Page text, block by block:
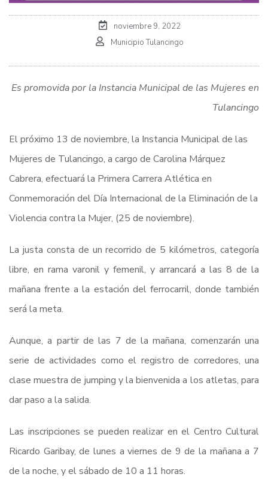
noviembre 9, 2022
Municipio Tulancingo
Es promovida por la Instancia Municipal de las Mujeres en
Tulancingo
El próximo 13 de noviembre, la Instancia Municipal de las
Mujeres de Tulancingo, a cargo de Carolina Márquez
Cabrera, efectuará la Primera Carrera Atlética en
Conmemoración del Día Internacional de la Eliminación de la
Violencia contra la Mujer, (25 de noviembre).
La justa consta de un recorrido de 5 kilómetros, categoría
libre, en rama varonil y femenil, y arrancará a las 8 de la
mañana frente a la estación del ferrocarril, donde también
será la meta.
Aunque, a partir de las 7 de la mañana, comenzarán una
serie de actividades como el registro de corredores, una
clase muestra de jumping y la bienvenida a los atletas, para
dar paso a la salida.
Las inscripciones se pueden realizar en el Centro Cultural
Ricardo Garibay, de lunes a viernes de 9 de la mañana a 7
de la noche, y el sábado de 10 a 11 horas.